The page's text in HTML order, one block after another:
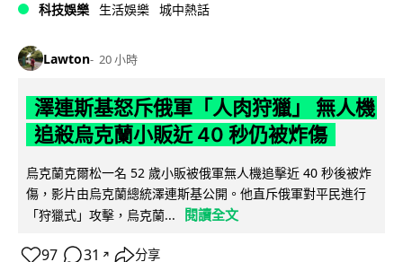
科技娛樂 生活娛樂 城中熱話
Lawton 20 小時
澤連斯基怒斥俄軍「人肉狩獵」 無人機
追殺烏克蘭小販近 40 秒仍被炸傷
烏克蘭克爾松一名 52 歲小販被俄軍無人機追擊近 40 秒後被炸
傷，影片由烏克蘭總統澤連斯基公開。他直斥俄軍對平民進行
「狩獵式」攻擊，烏克蘭...
閱讀全文
97 31 ↗ 分享